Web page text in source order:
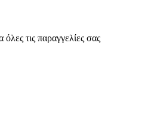
τις παραγγελίες σας